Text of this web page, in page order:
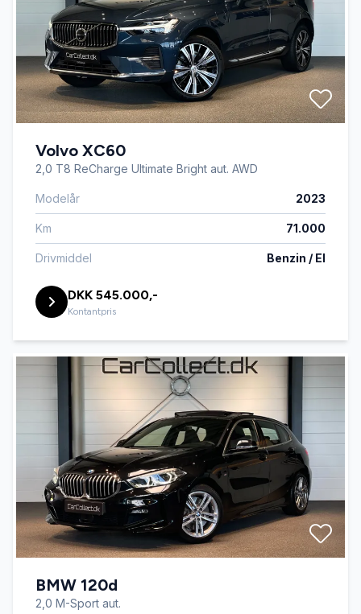
Volvo XC60
2,0 T8 ReCharge Ultimate Bright aut. AWD
Modelår 2023
Km 71.000
Drivmiddel Benzin / El
DKK 545.000,-
Kontantpris
BMW 120d
2,0 M-Sport aut.